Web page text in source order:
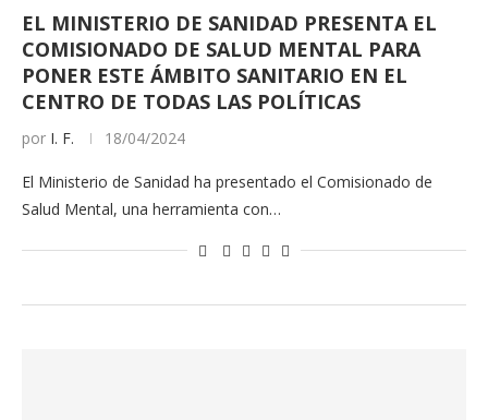
EL MINISTERIO DE SANIDAD PRESENTA EL
COMISIONADO DE SALUD MENTAL PARA
PONER ESTE ÁMBITO SANITARIO EN EL
CENTRO DE TODAS LAS POLÍTICAS
por I. F. 18/04/2024
El Ministerio de Sanidad ha presentado el Comisionado de
Salud Mental, una herramienta con…